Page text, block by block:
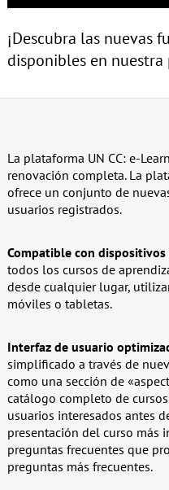
¡Descubra las nuevas
disponibles en
La plataforma UN CC: e-
renovación completa. La
ofrece un conjunto de
usuarios registrados.
Compatible con
todos los cursos de
desde cualquier lugar,
móviles o tabletas.
Interfaz de usuario
simplificado a través de
como una sección de
catálogo completo de
usuarios interesados ​​antes
presentación del curso más
preguntas frecuentes que
preguntas más frecuentes.